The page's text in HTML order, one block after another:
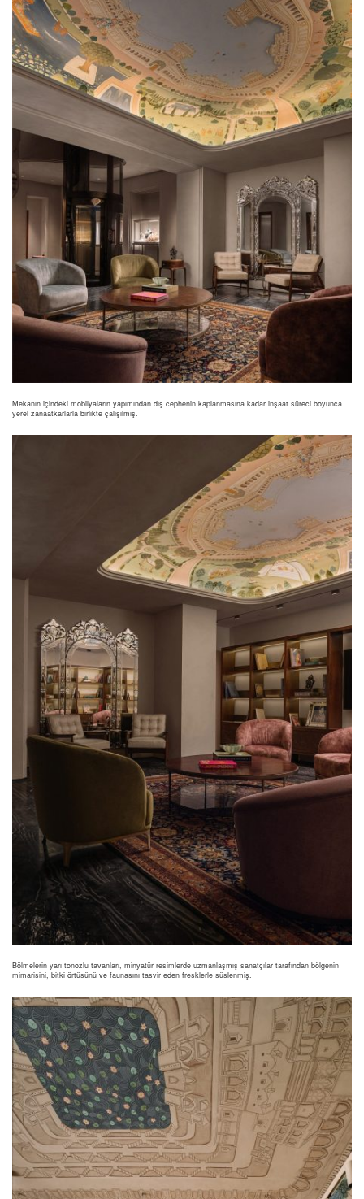
Mekanın içindeki mobilyaların yapımından dış cephenin kaplanmasına kadar inşaat süreci boyunca
yerel zanaatkarlarla birlikte çalışılmış.
Bölmelerin yarı tonozlu tavanları, minyatür resimlerde uzmanlaşmış sanatçılar tarafından bölgenin
mimarisini, bitki örtüsünü ve faunasını tasvir eden fresklerle süslenmiş.